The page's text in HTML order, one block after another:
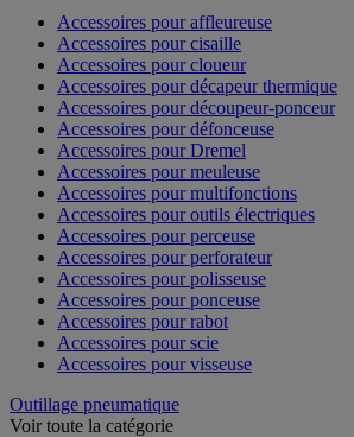
Accessoires pour affleureuse
Accessoires pour cisaille
Accessoires pour cloueur
Accessoires pour décapeur thermique
Accessoires pour découpeur-ponceur
Accessoires pour défonceuse
Accessoires pour Dremel
Accessoires pour meuleuse
Accessoires pour multifonctions
Accessoires pour outils électriques
Accessoires pour perceuse
Accessoires pour perforateur
Accessoires pour polisseuse
Accessoires pour ponceuse
Accessoires pour rabot
Accessoires pour scie
Accessoires pour visseuse
Outillage pneumatique
Voir toute la catégorie